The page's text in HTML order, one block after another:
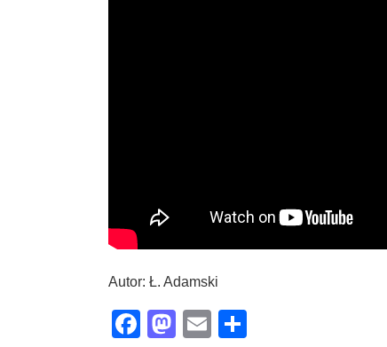
Autor: Ł. Adamski
Facebook
Mastodon
Email